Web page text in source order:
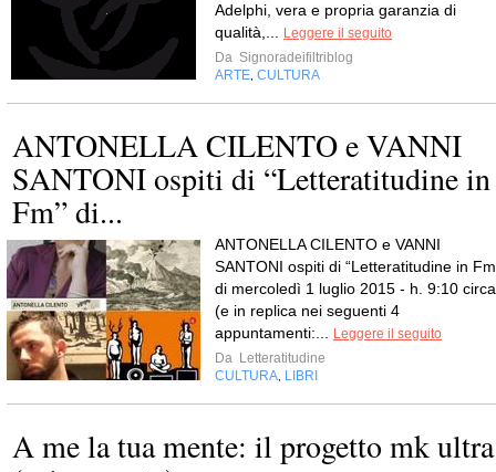
Adelphi, vera e propria garanzia di
qualità,...
Leggere il seguito
Da Signoradeifiltriblog
ARTE CULTURA
ANTONELLA CILENTO e VANNI
SANTONI ospiti di “Letteratitudine in
Fm” di...
ANTONELLA CILENTO e VANNI
SANTONI ospiti di “Letteratitudine in
di mercoledì 1 luglio 2015 - h. 9:10 circa
(e in replica nei seguenti 4
appuntamenti:...
Leggere il seguito
Da Letteratitudine
CULTURA LIBRI
A me la tua mente: il progetto mk ultra